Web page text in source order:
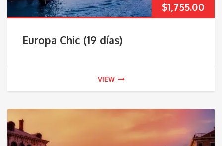
$1,755.00
Europa Chic (19 días)
VIEW